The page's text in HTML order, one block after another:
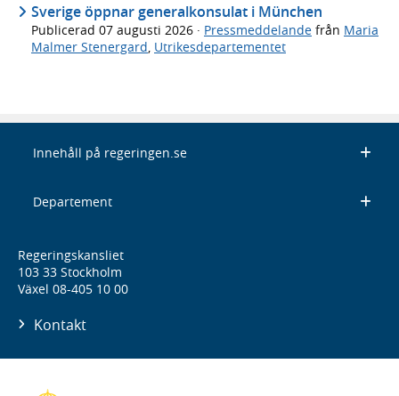
Sverige öppnar generalkonsulat i München
Publicerad 07 augusti 2026 · Pressmeddelande från Maria
Malmer Stenergard, Utrikesdepartementet
Innehåll på regeringen.se
Departement
Regeringskansliet
103 33 Stockholm
Växel 08-405 10 00
Kontakt